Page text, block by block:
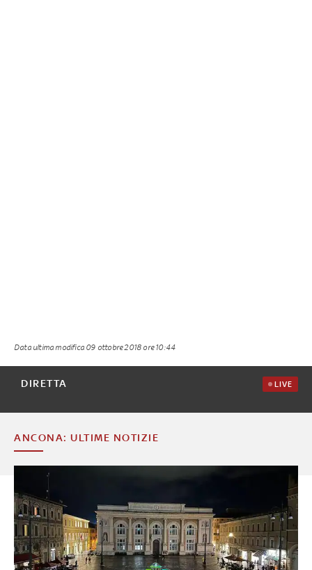
Data ultima modifica 09 ottobre 2018 ore 10:44
DIRETTA LIVE
ANCONA: ULTIME NOTIZIE